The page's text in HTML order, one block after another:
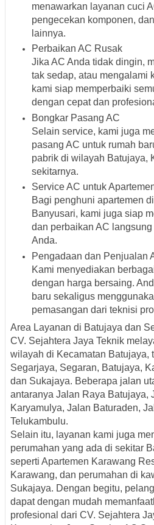
menawarkan layanan cuci
pengecekan komponen,
lainnya.
Perbaikan AC Rusak
Jika AC Anda tidak dingin,
tak sedap, atau mengalami
kami siap memperbaiki
dengan cepat dan
Bongkar Pasang AC
Selain service, kami juga
pasang AC untuk rumah
pabrik di wilayah Batujaya,
sekitarnya.
Service AC untuk
Bagi penghuni apartemen
Banyusari, kami juga siap
dan perbaikan AC
Anda.
Pengadaan dan Penjualan
Kami menyediakan
dengan harga bersaing.
baru sekaligus
pemasangan dari teknisi
Area Layanan di Batujaya dan
CV. Sejahtera Jaya Teknik
wilayah di Kecamatan Batujaya,
Segarjaya, Segaran, Batujaya,
dan Sukajaya. Beberapa jalan
antaranya Jalan Raya Batujaya,
Karyamulya, Jalan Baturaden,
Telukambulu.
Selain itu, layanan kami juga
perumahan yang ada di sekitar
seperti Apartemen Karawang
Karawang, dan perumahan di
Sukajaya. Dengan begitu,
dapat dengan mudah
profesional dari CV. Sejahtera